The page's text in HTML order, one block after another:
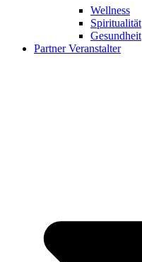
Wellness
Spiritualität
Gesundheit
Partner Veranstalter